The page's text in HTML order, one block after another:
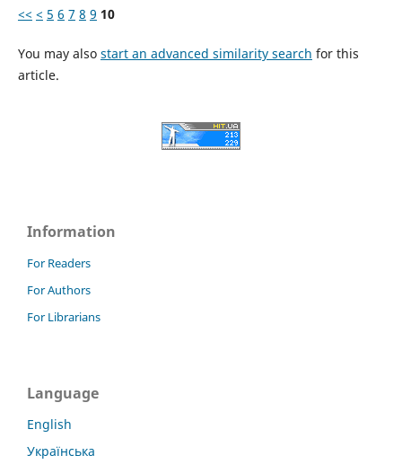
<< < 5 6 7 8 9 10
You may also start an advanced similarity search for this
article.
Information
For Readers
For Authors
For Librarians
Language
English
Українська